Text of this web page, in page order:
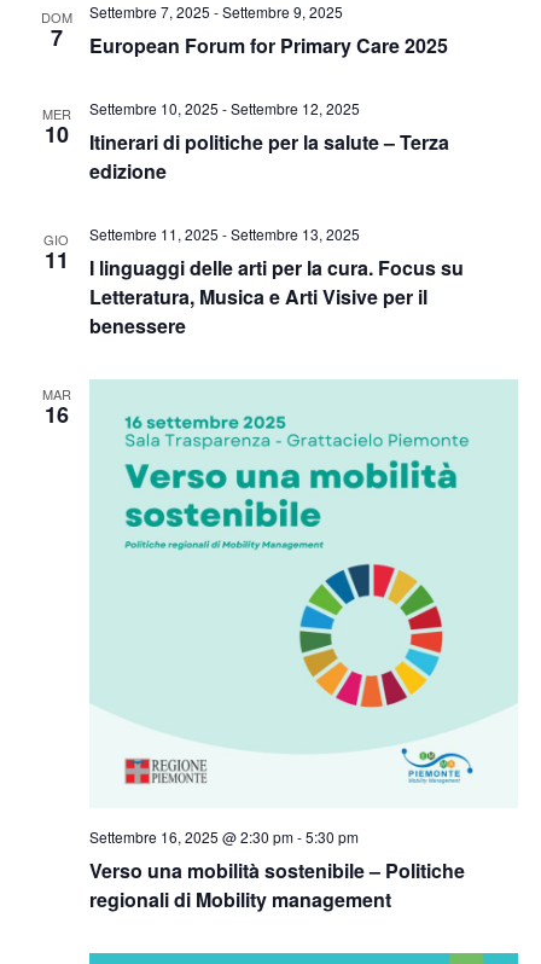
DOM
7 European Forum for Primary Care 2025
Settembre 7, 2025 -Settembre 9, 2025
MER
10
Itinerari di politiche per la salute – Terza
edizione
Settembre 10, 2025 -Settembre 12, 2025
GIO
11
I linguaggi delle arti per la cura. Focus su
Letteratura, Musica e Arti Visive per il
benessere
Settembre 11, 2025 -Settembre 13, 2025
MAR
16
Verso una mobilità sostenibile – Politiche
regionali di Mobility management
Settembre 16, 2025 @ 2:30 pm-5:30 pm